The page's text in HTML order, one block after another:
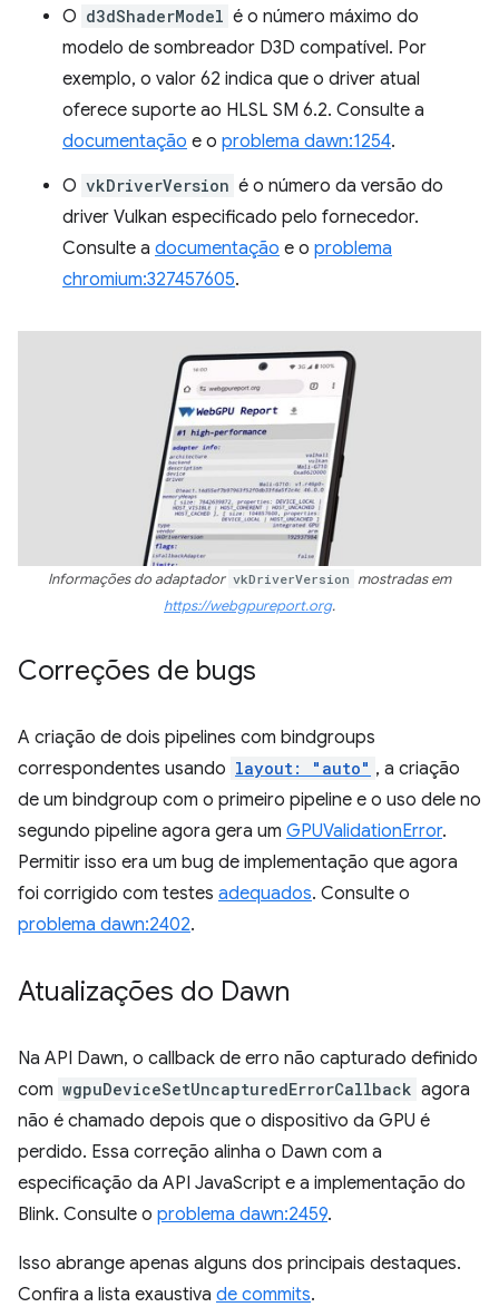
O d3dShaderModel é o número máximo do
modelo de sombreador D3D compatível. Por
exemplo, o valor 62 indica que o driver atual
oferece suporte ao HLSL SM 6.2. Consulte a
documentação e o problema dawn:1254.
O vkDriverVersion é o número da versão do
driver Vulkan especificado pelo fornecedor.
Consulte a documentação e o problema
chromium:327457605.
Informações do adaptador vkDriverVersion mostradas em
https://webgpureport.org.
Correções de bugs
A criação de dois pipelines com bindgroups
correspondentes usando layout: "auto" , a criação
de um bindgroup com o primeiro pipeline e o uso dele no
segundo pipeline agora gera um GPUValidationError.
Permitir isso era um bug de implementação que agora
foi corrigido com testes adequados. Consulte o
problema dawn:2402.
Atualizações do Dawn
Na API Dawn, o callback de erro não capturado definido
com wgpuDeviceSetUncapturedErrorCallback agora
não é chamado depois que o dispositivo da GPU é
perdido. Essa correção alinha o Dawn com a
especificação da API JavaScript e a implementação do
Blink. Consulte o problema dawn:2459.
Isso abrange apenas alguns dos principais destaques.
Confira a lista exaustiva de commits.